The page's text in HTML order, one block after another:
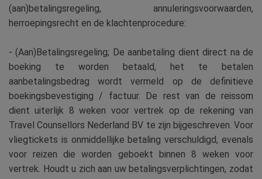
(aan)betalingsregeling, annuleringsvoorwaarden,
herroepingsrecht en de klachtenprocedure:
- (Aan)Betalingsregeling; De aanbetaling dient direct na de
boeking te worden betaald, het te betalen
aanbetalingsbedrag wordt vermeld op de definitieve
boekingsbevestiging / factuur. De rest van de reissom
dient uiterlijk 8 weken voor vertrek op de rekening van
Travel Counsellors Nederland BV te zijn bijgeschreven. Voor
vliegtickets is onmiddellijke betaling verschuldigd, evenals
voor reizen die worden geboekt binnen 8 weken voor
vertrek. Houdt u zich aan uw betalingsverplichtingen, zodat